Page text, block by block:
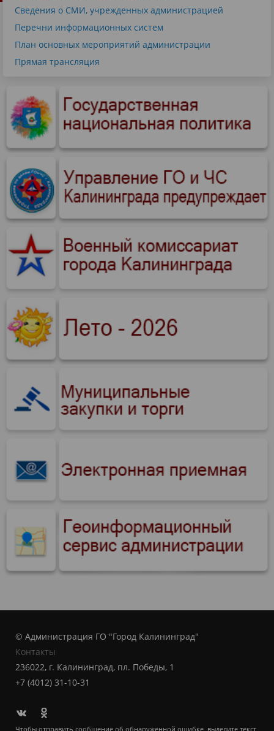
Сведения о СМИ, учрежденных администрацией
Перечни информационных систем
План основных мероприятий администрации
Прямая трансляция
© Администрация ГО "Город Калининград"
Контакты
236022, г. Калининград, пл. Победы, 1
+7 (4012) 31-10-31
Чтобы отправить сообщение об обнаруженной ошибке, выделите текст